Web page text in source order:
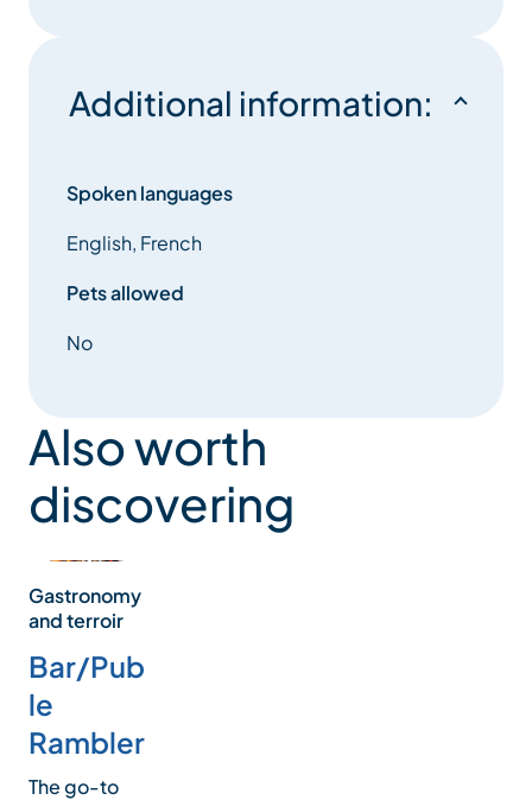
Additional information:
Spoken languages
English, French
Pets allowed
No
Also worth
discovering
Gastronomy
and terroir
Bar/Pub
le
Rambler
The go-to